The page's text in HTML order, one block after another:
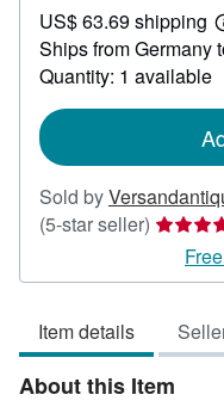
29.77
US$ 63.69 shipping
Ships from Germany
Quantity: 1 available
Sold by
(5-star seller) Seller
rating
5
5
stars
Item details
About this Item